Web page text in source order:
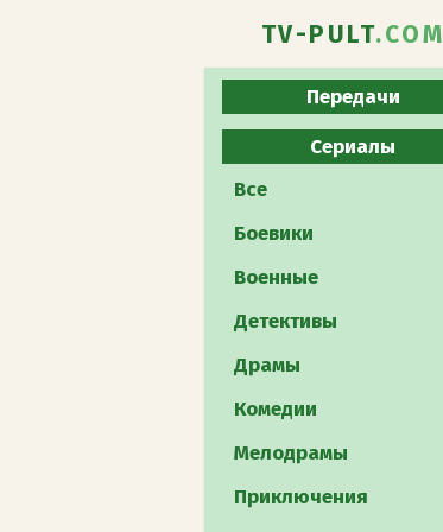
TV-PULT.COM
Передачи
Юмористическое
Развлекательное
Познавательное
Реалити-шоу
Музыкальное
Кулинарное
Телеигра
Шоу талантов
Сериалы
Все
Боевики
Военные
Детективы
Драмы
Комедии
Мелодрамы
Приключения